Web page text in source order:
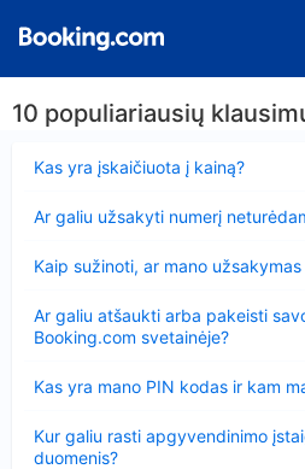
10 populiariausių
Kas yra įskaičiuota į kainą?
Ar galiu užsakyti numerį
Kaip sužinoti, ar mano
Ar galiu atšaukti arba pakeisti
Booking.com svetainėje?
Kas yra mano PIN kodas ir kam
Kur galiu rasti apgyvendinimo
duomenis?